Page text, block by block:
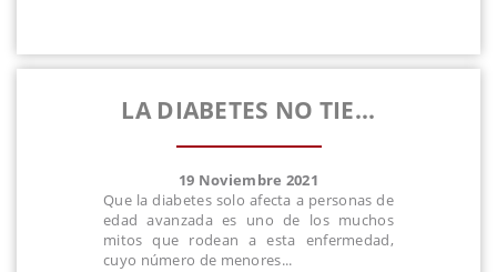
LA DIABETES NO TIE...
19 Noviembre 2021
Que la diabetes solo afecta a personas de
edad avanzada es uno de los muchos
mitos que rodean a esta enfermedad,
cuyo número de menores...